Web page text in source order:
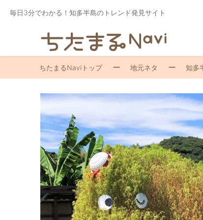
毎日3分でわかる！知多半島のトレンド発見サイト
ちたまるNaviトップ 地元ネタ 知多